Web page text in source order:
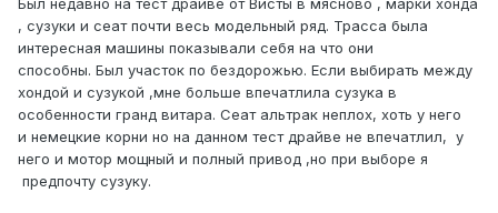
Был недавно на тест драйве от Висты в мясново , марки хонда
, сузуки и сеат почти весь модельный ряд. Трасса была
интересная машины показывали себя на что они
способны. Был участок по бездорожью. Если выбирать между
хондой и сузукой ,мне больше впечатлила сузука в
особенности гранд витара. Сеат альтрак неплох, хоть у него
и немецкие корни но на данном тест драйве не впечатлил, у
него и мотор мощный и полный привод ,но при выборе я
предпочту сузуку.